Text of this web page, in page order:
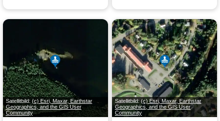
Satellitbild: (c) Esri, Maxar, Earthstar
Geographics, and the GIS User
Community
Satellitbild: (c) Esri, Maxar, Earthstar
Geographics, and the GIS User
Community